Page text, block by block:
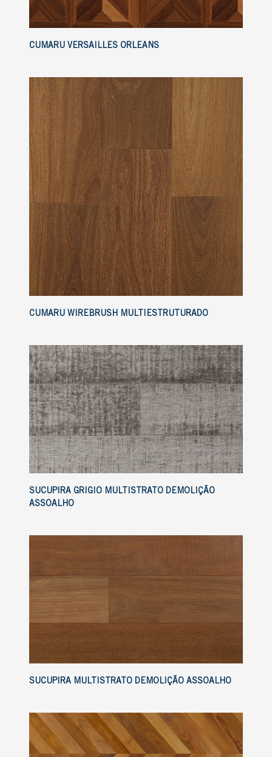
CUMARU VERSAILLES ORLEANS
CUMARU WIREBRUSH MULTIESTRUTURADO
SUCUPIRA GRIGIO MULTISTRATO DEMOLIÇÃO
ASSOALHO
SUCUPIRA MULTISTRATO DEMOLIÇÃO ASSOALHO